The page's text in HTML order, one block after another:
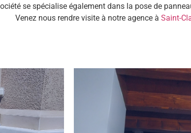
se spécialise également dans la pose de
Venez nous rendre visite à notre agence à Saint-